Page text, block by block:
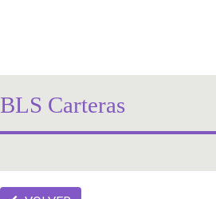
BLS Carteras